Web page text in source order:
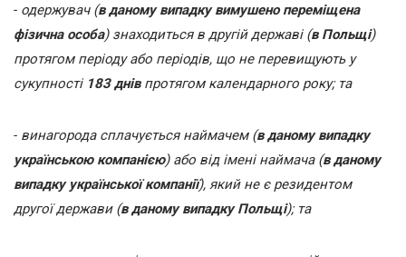
- одержувач (в даному випадку вимушено переміщена
фізична особа) знаходиться в другій державі (в Польщі)
протягом періоду або періодів, що не перевищують у
сукупності 183 днівпротягом календарного року; та
- винагорода сплачується наймачем (в даному випадку
українською компанією) або від імені наймача (в даному
випадку української компанії), який не є резидентом
другої держави (в даному випадку Польщі); та